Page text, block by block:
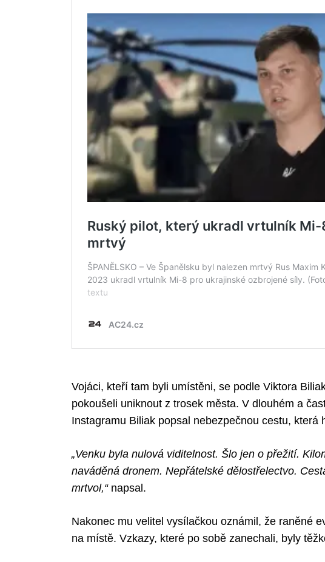
Vojáci, kteří tam byli umístěni, se podle Viktora
pokoušeli uniknout z trosek města. V dlouhém a
Instagramu Biliak popsal nebezpečnou cestu, která
„Venku byla nulová viditelnost. Šlo jen o přežití.
naváděná dronem. Nepřátelské dělostřelectvo.
mrtvol,“ napsal.
Nakonec mu velitel vysílačkou oznámil, že raněné
na místě. Vzkazy, které po sobě zanechali, byly
for: